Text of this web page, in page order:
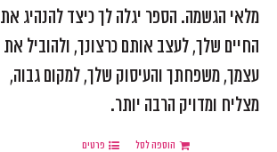
מלאי הגשמה. הספר יגלה לך כיצד להנהיג את
החיים שלך, לעצב אותם כרצונך, ולהוביל את
עצמך, משפחתך והעיסוק שלך, למקום גבוה,
מצליח ומדויק הרבה יותר.
הוספה לסל פרטים